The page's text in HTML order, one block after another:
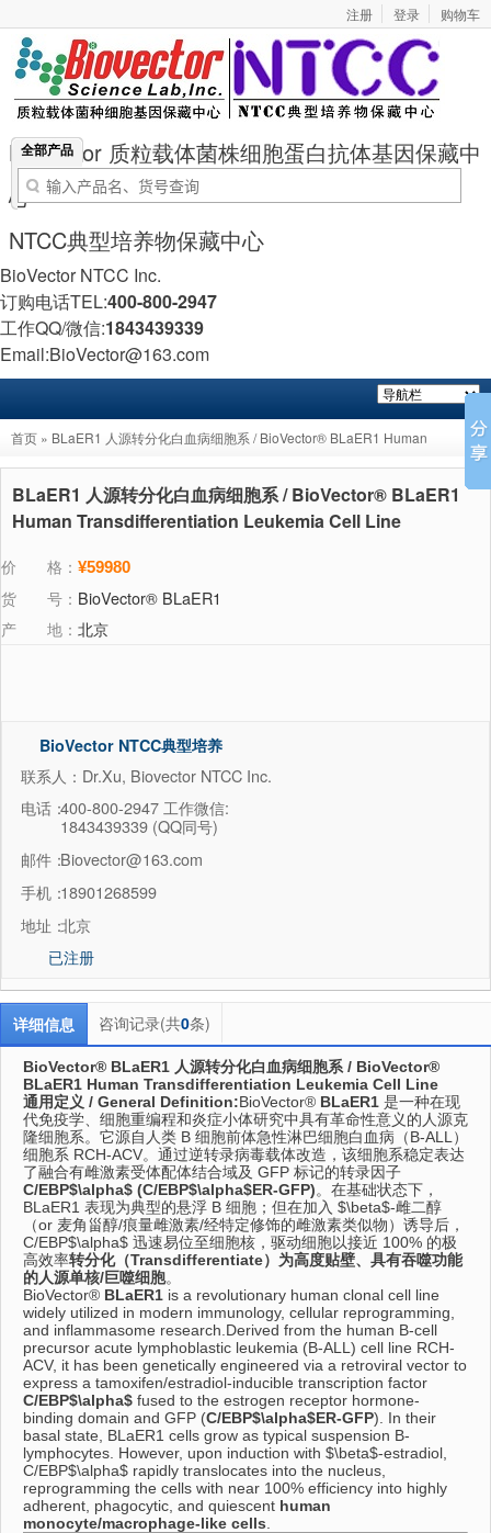
注册 登录 购物车
BioVector 质粒载体菌株细胞蛋白抗体基因保藏中
心
NTCC典型培养物保藏中心
全部产品
BioVector NTCC Inc.
订购电话TEL:400-800-2947
工作QQ/微信:1843439339
Email:BioVector@163.com
首页 » BLaER1 人源转分化白血病细胞系 / BioVector® BLaER1 Human
Transdifferentiation Leukemia Cell Line
BLaER1 人源转分化白血病细胞系 / BioVector® BLaER1
Human Transdifferentiation Leukemia Cell Line
价 格： ¥59980
货 号： BioVector® BLaER1
产 地： 北京
BioVector NTCC典型培养
联系人：Dr.Xu, Biovector NTCC Inc.
电话：400-800-2947 工作微信:
1843439339 (QQ同号)
邮件：Biovector@163.com
手机：18901268599
地址：北京
已注册
详细信息 咨询记录(共0条)
BioVector® BLaER1 人源转分化白血病细胞系 / BioVector®
BLaER1 Human Transdifferentiation Leukemia Cell Line
通用定义 / General Definition:BioVector® BLaER1 是一种在现
代免疫学、 细胞重编程和炎症小体研究中具有革命性意义的人源克
隆细胞系。 它源自人类 B 细胞前体急性淋巴细胞白血病（B-ALL）
细胞系 RCH-ACV。通过逆转录病毒载体改造，该细胞系稳定表达
了融合有雌激素受体配体结合域及 GFP 标记的转录因子
C/EBP$\alpha$ (C/EBP$\alpha$ER-GFP)。在基础状态下，
BLaER1 表现为典型的悬浮 B 细胞；但在加入 $\beta$-雌二醇
（or 麦角甾醇/痕量雌激素/经特定修饰的雌激素类似物）诱导后，
C/EBP$\alpha$ 迅速易位至细胞核，驱动细胞以接近 100% 的极
高效率转分化（Transdifferentiate） 为高度贴壁、具有吞噬功能
的人源单核/巨噬细胞。
BioVector® BLaER1 is a revolutionary human clonal cell line
widely utilized in modern immunology, cellular reprogramming,
and inflammasome research. Derived from the human B-cell
precursor acute lymphoblastic leukemia (B-ALL) cell line RCH-
ACV, it has been genetically engineered via a retroviral vector to
express a tamoxifen/estradiol-inducible transcription factor
C/EBP$\alpha$ fused to the estrogen receptor hormone-
binding domain and GFP (C/EBP$\alpha$ER-GFP).
In their
basal state, BLaER1 cells grow as typical suspension B-
lymphocytes. However, upon induction with $\beta$-estradiol,
C/EBP$\alpha$ rapidly translocates into the nucleus,
reprogramming the cells with near 100% efficiency into highly
adherent, phagocytic, and quiescent human
monocyte/macrophage-like cells